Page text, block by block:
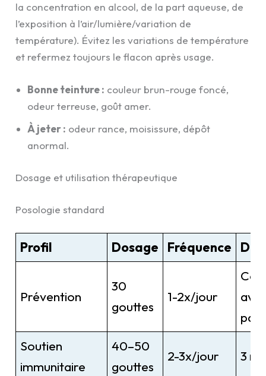
la concentration en alcool, de la part aqueuse, de
l’exposition à l’air/lumière/variation de
température). Évitez les variations de température
et refermez toujours le flacon après usage.
Bonne teinture : couleur brun-rouge foncé,
odeur terreuse, goût amer.
À jeter : odeur rance, moisissure, dépôt
anormal.
Dosage et utilisation thérapeutique
Posologie standard
Profil Dosage Fréquence
Prévention
30
gouttes
1-2x/jour
Soutien
immunitaire
40–50
gouttes
2-3x/jour 3